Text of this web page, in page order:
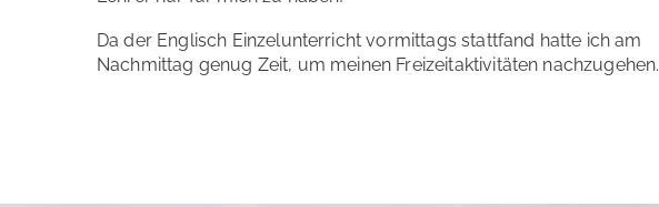
Da der Englisch Einzelunterricht vormittags stattfand hatte ich am
Nachmittag genug Zeit, um meinen Freizeitaktivitäten nachzugehen.